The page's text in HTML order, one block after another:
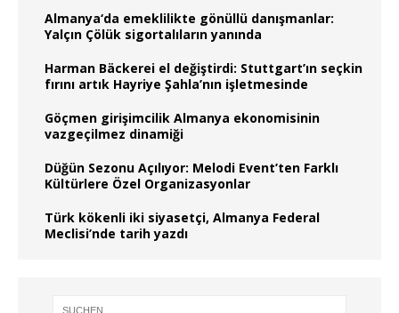
Almanya‘da emeklilikte gönüllü danışmanlar:
Yalçın Çölük sigortalıların yanında
Harman Bäckerei el değiştirdi: Stuttgart’ın seçkin
fırını artık Hayriye Şahla’nın işletmesinde
Göçmen girişimcilik Almanya ekonomisinin
vazgeçilmez dinamiği
Düğün Sezonu Açılıyor: Melodi Event’ten Farklı
Kültürlere Özel Organizasyonlar
Türk kökenli iki siyasetçi, Almanya Federal
Meclisi’nde tarih yazdı